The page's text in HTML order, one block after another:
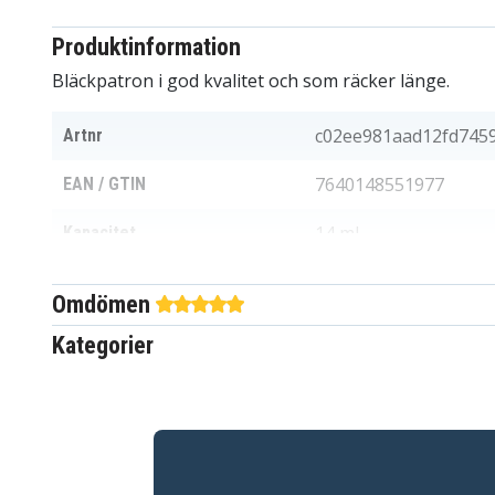
Produktinformation
Bläckpatron i god kvalitet och som räcker länge.
Artnr
EAN / GTIN 7640148551977
Kapacitet 14 ml
Produkttyp Bläckpatroner
Passar varumärke Peach
Omdömen
Kategorier